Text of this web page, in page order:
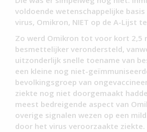
voldoende wetenschappelijke
virus, Omikron, NIET op de A-Lijst
Zo werd Omikron tot voor kort 2,5
besmettelijker verondersteld,
uitzonderlijk snelle toename van
een kleine nog niet-
bevolkingsgroep van
ziekte nog niet doorgemaakt
meest bedreigende aspect van
overige signalen wezen op een
door het virus veroorzaakte ziekte.